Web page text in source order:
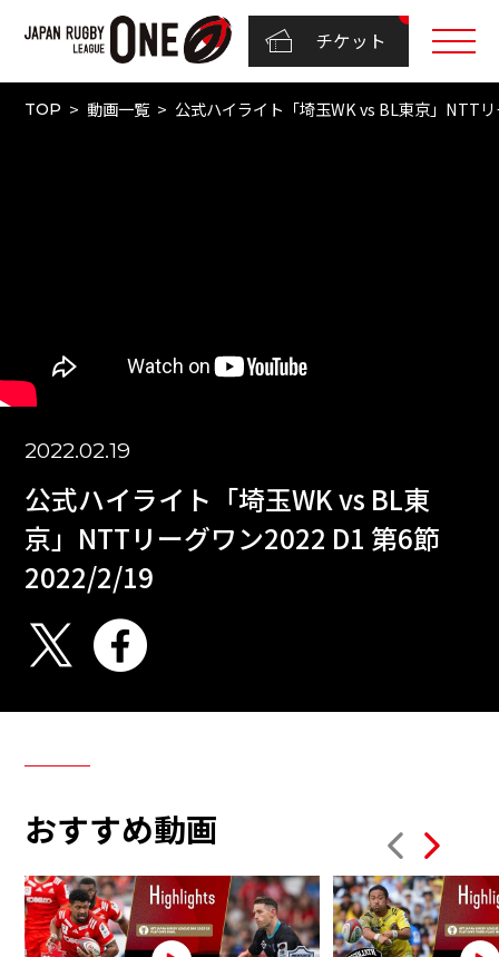
チケット
TOP 動画一覧 公式ハイライト「埼玉WK vs BL東京」NTT
2022.02.19
公式ハイライト「埼玉WK vs BL東
京」NTTリーグワン2022 D1 第6節
2022/2/19
おすすめ動画